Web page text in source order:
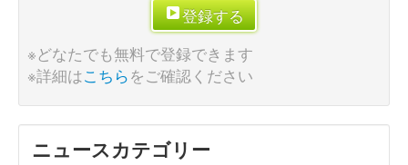
登録する
※どなたでも無料で登録できます
※詳細はこちらをご確認ください
ニュースカテゴリー